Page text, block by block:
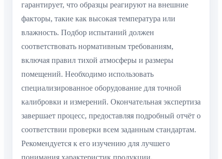
гарантирует, что образцы реагируют на внешние
факторы, такие как высокая температура или
влажность. Подбор испытаний должен
соответствовать нормативным требованиям,
включая правил тихой атмосферы и размеры
помещений. Необходимо использовать
специализированное оборудование для точной
калибровки и измерений. Окончательная экспертиза
завершает процесс, предоставляя подробный отчёт о
соответствии проверки всем заданным стандартам.
Рекомендуется к его изучению для лучшего